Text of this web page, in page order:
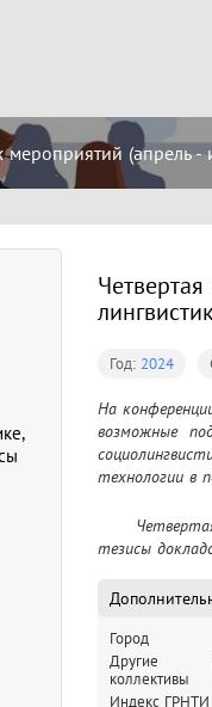
(апрель -
Год: 2024
На
возможные
технологии в
тезисы
Город
Другие
коллективы
Индекс ГРНТИ